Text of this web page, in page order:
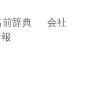
前辞典
会社